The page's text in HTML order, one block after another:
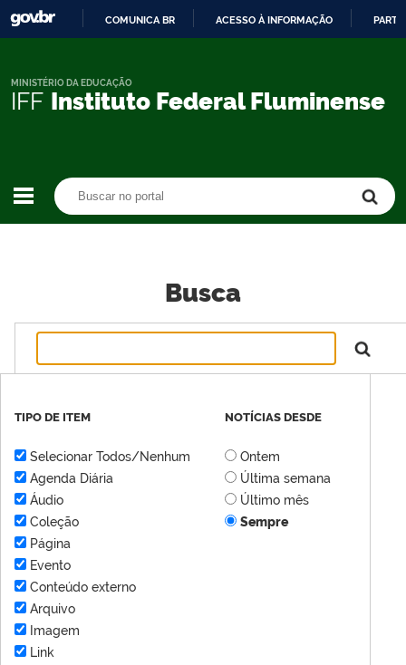
CONTEÚDO
COMUNICA BR ACESSO À INFORMAÇÃO
IFF Instituto Federal Fluminense
MINISTÉRIO DA EDUCAÇÃO
Busca
TIPO DE ITEM
Selecionar Todos/Nenhum
Agenda Diária
Áudio
Coleção
Página
Evento
Conteúdo externo
Arquivo
Imagem
Link
NOTÍCIAS DESDE
Ontem
Última semana
Último mês
Sempre